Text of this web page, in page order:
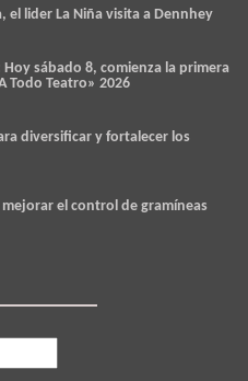
el lider La Niña visita a Dennhey
sábado 8, comienza la primera
Todo Teatro» 2026
diversificar y fortalecer los
el control de gramíneas